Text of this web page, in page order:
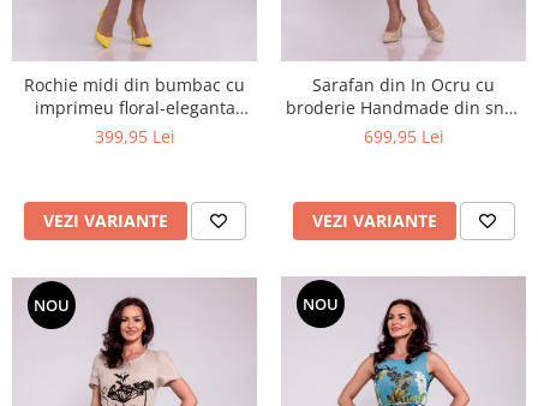
Rochie midi din bumbac cu
imprimeu floral-eleganta
fresh de vara
399,95 Lei
VEZI VARIANTE
Sarafan din In Ocru cu
broderie Handmade din snur
violet-raze de apus de soare
699,95 Lei
VEZI VARIANTE
NOU NOU